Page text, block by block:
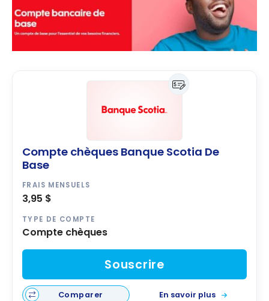
Compte chèques Banque Scotia De
Base
FRAIS MENSUELS
3,95 $
TYPE DE COMPTE
Compte chèques
Souscrire
Comparer En savoir plus